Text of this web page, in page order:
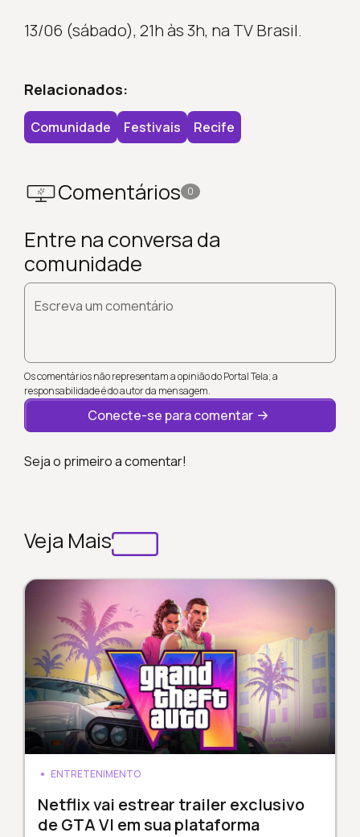
13/06 (sábado), 21h às 3h, na TV Brasil.
Relacionados:
Comunidade Festivais Recife
Comentários 0
Entre na conversa da
comunidade
Escreva um comentário
Os comentários não representam a opinião do Portal Tela; a
responsabilidade é do autor da mensagem.
Conecte-se para comentar
Seja o primeiro a comentar!
Veja Mais
ENTRETENIMENTO
Netflix vai estrear trailer exclusivo
de GTA VI em sua plataforma